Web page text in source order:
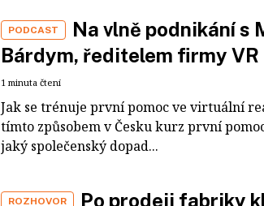
PODCAST
Na vlně podnikání s
Bárdym, ředitelem firmy VR
1 minuta čtení
Jak se trénuje první pomoc ve virtuální
tímto způsobem v Česku kurz první
jaký společenský dopad...
ROZHOVOR
Po prodeji fabriky